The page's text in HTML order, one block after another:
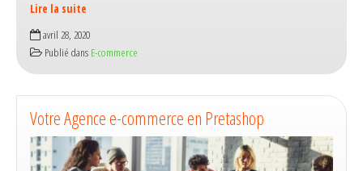
Lire la suite
Comment
référencer
son
site
e-
commerce
avril 28, 2020
Publié dans E-commerce
Votre Agence e-commerce en Pretashop